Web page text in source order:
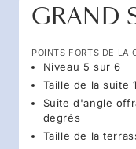
GRAND
POINTS FORTS DE LA
Niveau 5 sur 6
Taille de la suite
Suite d'angle
degrés
Taille de la